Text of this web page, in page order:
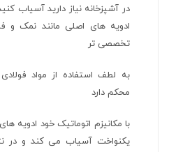
در آشپزخانه نیاز دارید آسیاب
ادویه های اصلی مانند نمک و
تخصصی تر
به لطف استفاده از مواد فولادی
محکم دارد
با مکانیزم اتوماتیک خود ادویه
یکنواخت آسیاب می کند و در